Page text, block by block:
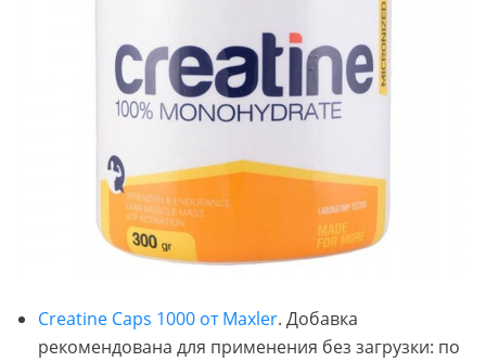
Creatine Caps 1000 от Maxler. Добавка
рекомендована для применения без загрузки: по